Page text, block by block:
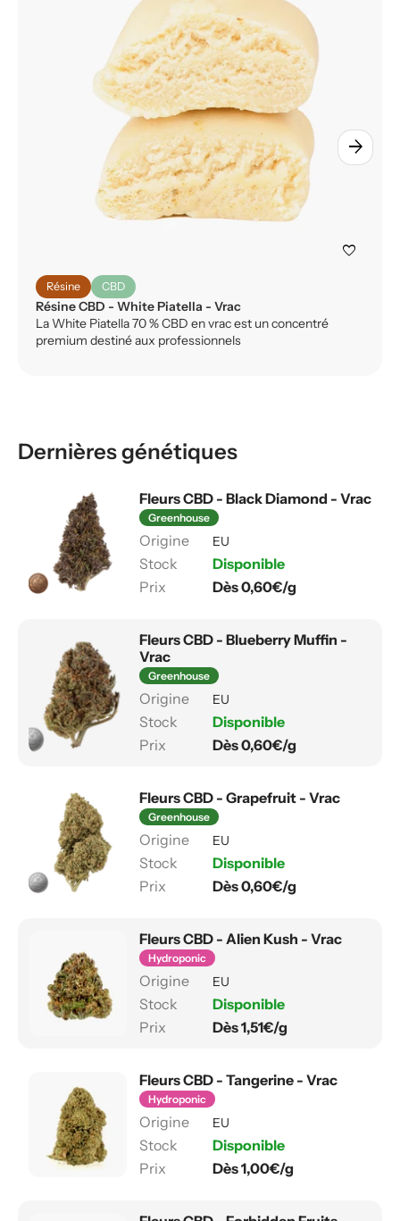
arrow_forward
favorite
Résine CBD
Résine CBD - White Piatella - Vrac
La White Piatella 70 % CBD en vrac est un concentré
premium destiné aux professionnels
Dernières génétiques
Fleurs CBD - Black Diamond - Vrac
Greenhouse
EU
Disponible
Dès 0,60€/g
Fleurs CBD - Blueberry Muffin -
Vrac
Greenhouse
EU
Disponible
Dès 0,60€/g
Fleurs CBD - Grapefruit - Vrac
Greenhouse
EU
Disponible
Dès 0,60€/g
Fleurs CBD - Alien Kush - Vrac
Hydroponic
EU
Disponible
Dès 1,51€/g
Fleurs CBD - Tangerine - Vrac
Hydroponic
EU
Disponible
Dès 1,00€/g